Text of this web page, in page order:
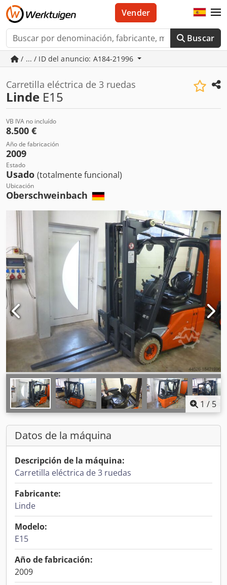
Buscar
Vender
/ ... / ID del anuncio: A184-21996
Carretilla eléctrica de 3 ruedas
Linde E15
VB IVA no incluído
8.500 €
Año de fabricación
2009
Estado
Usado (totalmente funcional)
Ubicación
Oberschweinbach
1 / 5
Datos de la máquina
Descripción de la máquina:
Carretilla eléctrica de 3 ruedas
Fabricante:
Linde
Modelo:
E15
Año de fabricación:
2009